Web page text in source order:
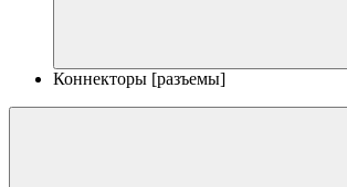
Коннекторы [разъемы]